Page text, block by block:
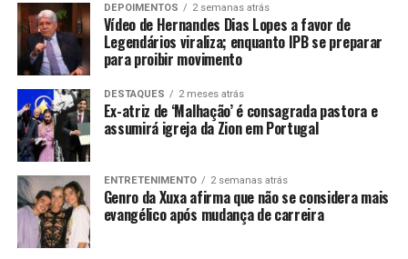
DEPOIMENTOS 2 semanas atrás
Vídeo de Hernandes Dias Lopes a favor de
Legendários viraliza; enquanto IPB se preparar
para proibir movimento
DESTAQUES 2 meses atrás
Ex-atriz de ‘Malhação’ é consagrada pastora e
assumirá igreja da Zion em Portugal
ENTRETENIMENTO 2 semanas atrás
Genro da Xuxa afirma que não se considera mais
evangélico após mudança de carreira